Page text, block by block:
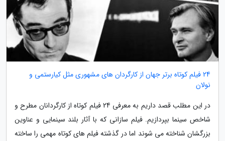
24 فیلم کوتاه برتر جهان از کارگردان های مشهوری مثل کیارستمی و
نولان
در این مطلب قصد داریم به معرفی 24 فیلم کوتاه از کارگردانان مطرح و
شاخص سینما بپردازیم. فیلم سازانی که با آثار بلند سینمایی و عناوین
بزرگشان شناخته می شوند اما در گذشته فیلم های کوتاه مهمی را ساخته